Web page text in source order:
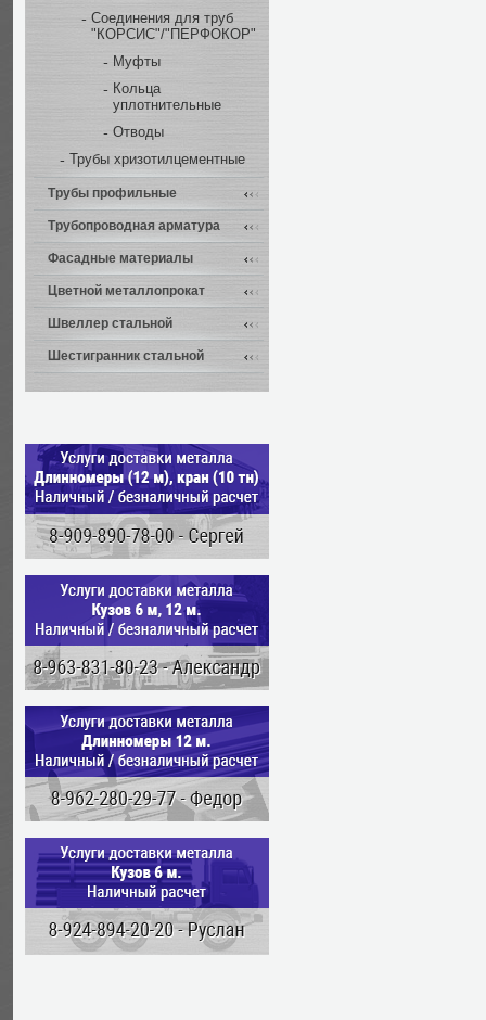
Соединения для труб
"КОРСИС"/"ПЕРФОКОР"
Муфты
Кольца
уплотнительные
Отводы
Трубы хризотилцементные
Трубы профильные
Трубопроводная арматура
Фасадные материалы
Цветной металлопрокат
Швеллер стальной
Шестигранник стальной